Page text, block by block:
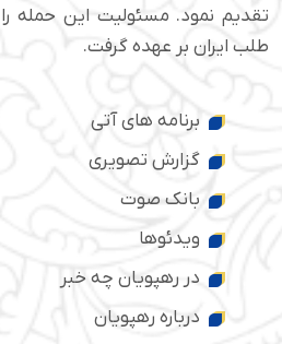
تقدیم نمود. مسئولیت این حمله
طلب ایران بر عهده گرفت.
برنامه های آتی
گزارش تصویری
بانک صوت
ویدئوها
در رهپویان چه خبر
درباره رهپویان